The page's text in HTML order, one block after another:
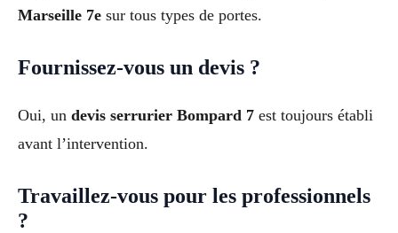
Marseille 7e sur tous types de portes.
Fournissez-vous un devis ?
Oui, un devis serrurier Bompard 7 est toujours établi
avant l’intervention.
Travaillez-vous pour les professionnels
?